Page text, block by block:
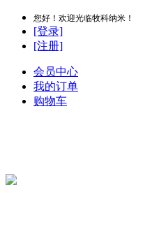
您好！欢迎光临牧科纳米！
[登录]
[注册]
会员中心
我的订单
购物车